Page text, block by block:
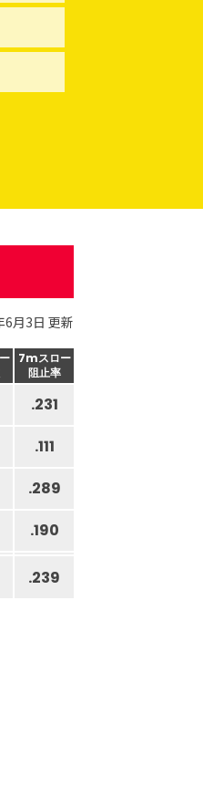
6月3日 更新
7mスロー
阻止率
.231
.111
.289
.190
.239